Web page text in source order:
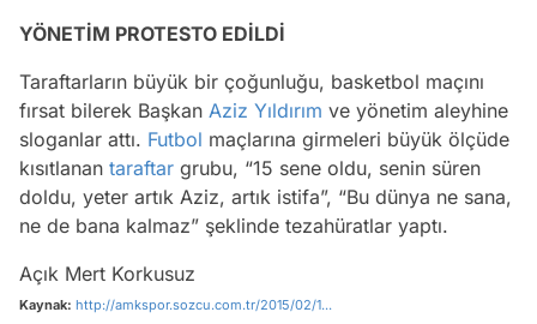
YÖNETİM PROTESTO EDİLDİ
Taraftarların büyük bir çoğunluğu, basketbol maçını
fırsat bilerek Başkan Aziz Yıldırım ve yönetim aleyhine
sloganlar attı. Futbol maçlarına girmeleri büyük ölçüde
kısıtlanan taraftar grubu, “15 sene oldu, senin süren
doldu, yeter artık Aziz, artık istifa”, “Bu dünya ne sana,
ne de bana kalmaz” şeklinde tezahüratlar yaptı.
Açık Mert Korkusuz
Kaynak: http://amkspor.sozcu.com.tr/2015/02/1...